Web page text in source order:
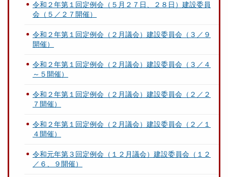
令和２年第１回定例会（５月２７日、２８日）建設委員
会（５／２７開催）
令和２年第１回定例会（２月議会）建設委員会（３／９
開催）
令和２年第１回定例会（２月議会）建設委員会（３／４
～５開催）
令和２年第１回定例会（２月議会）建設委員会（２／２
７開催）
令和２年第１回定例会（２月議会）建設委員会（２／１
４開催）
令和元年第３回定例会（１２月議会）建設委員会（１２
／６、９開催）